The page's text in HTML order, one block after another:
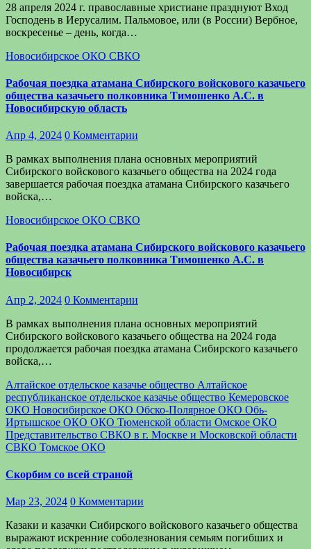
28 апреля 2024 г. православные христиане празднуют Вход
Господень в Иерусалим. Пальмовое, или (в России) Вербное,
воскресенье – день, когда…
Новосибирское ОКО СВКО
Рабочая поездка атамана Сибирского войскового казачьего
общества казачьего полковника Тимошенко А.С. в
Новосибирскую область
Апр 4, 2024 0 Комментарии
В рамках выполнения плана основных мероприятий
Сибирского войскового казачьего общества на 2024 года
завершается рабочая поездка атамана Сибирского казачьего
войска,…
Новосибирское ОКО СВКО
Рабочая поездка атамана Сибирского войскового казачьего
общества казачьего полковника Тимошенко А.С. в
Новосибирск
Апр 2, 2024 0 Комментарии
В рамках выполнения плана основных мероприятий
Сибирского войскового казачьего общества на 2024 года
продолжается рабочая поездка атамана Сибирского казачьего
войска,…
Алтайское отдельское казачье общество Алтайское
республиканское отдельское казачье общество Кемеровское
ОКО Новосибирское ОКО Обско-Полярное ОКО Обь-
Иртышское ОКО ОКО Тюменской области Омское ОКО
Представительство СВКО в г. Москве и Московской области
СВКО Томское ОКО
Скорбим со всей страной
Мар 23, 2024 0 Комментарии
Казаки и казачки Сибирского войскового казачьего общества
выражают искренние соболезнования семьям погибших и